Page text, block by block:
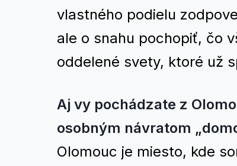
vlastného podielu
ale o snahu pochopiť, čo
oddelené svety, ktoré už
Aj vy pochádzate z
osobným návratom
Olomouc je miesto, kde